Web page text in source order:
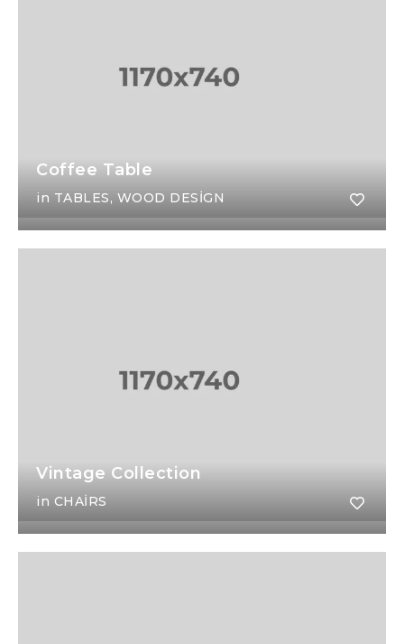
Coffee Table
in TABLES, WOOD DESIGN
Vintage Collection
in CHAIRS